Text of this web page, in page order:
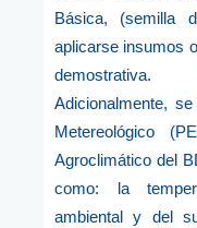
Básica, (semilla
aplicarse insumos
demostrativa.
Adicionalmente,
Metereológico
Agroclimático del
como: la
ambiental y del